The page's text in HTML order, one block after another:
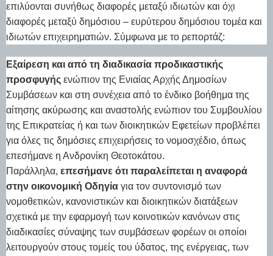
επιλύονται συνήθως διαφορές μεταξύ ιδιωτών και όχι
διαφορές μεταξύ δημόσιου – ευρύτερου δημόσιου τομέα και
ιδιωτών επιχειρηματιών. Σύμφωνα με το ρεπορτάζ:
Εξαίρεση και από τη διαδικασία προδικαστικής
προσφυγής ενώπιον της Ενιαίας Αρχής Δημοσίων
Συμβάσεων και στη συνέχεια από το ένδικο βοήθημα της
αίτησης ακύρωσης και αναστολής ενώπιον του Συμβουλίου
της Επικρατείας ή και των διοικητικών Εφετείων προβλέπει
για όλες τις δημόσιες επιχειρήσεις το νομοσχέδιο, όπως
επεσήμανε η Ανδρονίκη Θεοτοκάτου.
Παράλληλα, επεσήμανε ότι παραλείπεται η αναφορά
στην οικονομική Οδηγία για τον συντονισμό των
νομοθετικών, κανονιστικών και διοικητικών διατάξεων
σχετικά με την εφαρμογή των κοινοτικών κανόνων στις
διαδικασίες σύναψης των συμβάσεων φορέων οι οποίοι
λειτουργούν στους τομείς του ύδατος, της ενέργειας, των